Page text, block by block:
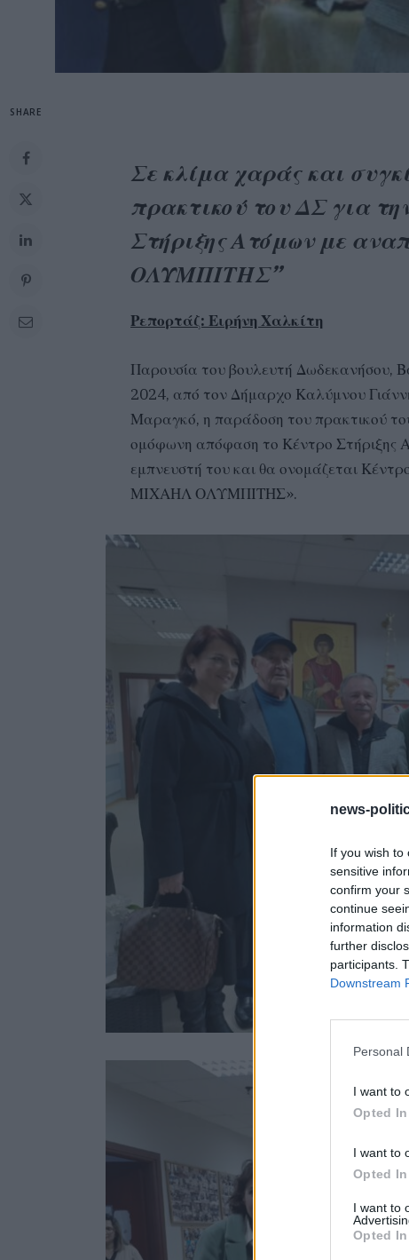
news-
If you wish to
sensitive
confirm your
continue
information
further
participants.
Downstream
Personal
I want to
Opted In
I want to
Opted In
I want to
Opted In
SHARE
Σε κλίμα χαράς και
πρακτικού του ΔΣ για
Στήριξης Ατόμων με
ΟΛΥΜΠΙΤΗΣ”
Ρεπορτάζ: Ειρήνη Χαλκίτη
Παρουσία του βουλευτή Δωδεκανήσου,
2024, από τον Δήμαρχο Καλύμνου
Μαραγκό, η παράδοση του πρακτικού
ομόφωνη απόφαση το Κέντρο Στήριξης
εμπνευστή του και θα ονομάζεται
ΜΙΧΑΗΛ ΟΛΥΜΠΙΤΗΣ».